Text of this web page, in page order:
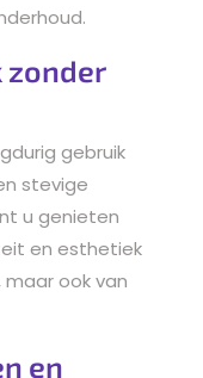
zonder
gebruik
stevige
u genieten
en esthetiek
ook van
en